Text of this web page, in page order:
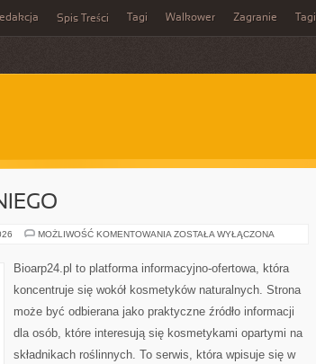
Spis Treści Tagi Walkower Zagranie Tagi
MOŻLIWOŚĆ KOMENTOWANIA KOSMETYKI
ZOSTAŁA WYŁĄCZONA
Bioarp24.pl to platforma informacyjno-ofertowa, która
koncentruje się wokół kosmetyków naturalnych. Strona
może być odbierana jako praktyczne źródło informacji
dla osób, które interesują się kosmetykami opartymi na
składnikach roślinnych. To serwis, która wpisuje się w